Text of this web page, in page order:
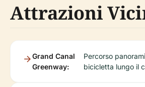
Attrazioni
Grand Canal
Greenway:
Percorso
bicicletta lungo il